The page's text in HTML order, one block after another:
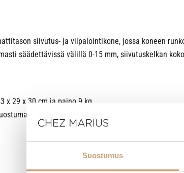
Suostumus
siivutus- ja viipalointikone, jossa koneen
säädettävissä välillä 0-15 mm, siivutuskelkan
x 29 x 30 cm ja paino 9 kg
teräs, muovi